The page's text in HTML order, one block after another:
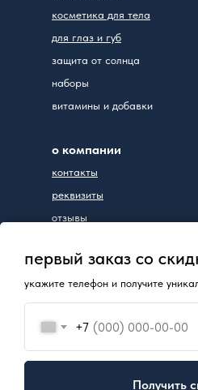
первый заказ со
укажите телефон и получите
+7
Получить
косметика для тела
для глаз и губ
защита от солнца
наборы
витамины и добавки
контакты
реквизиты
отзывы
о компании
ИП Чудакова Юлия
г. Новосибирск,
пн-вс: 10:00-17:00
ОГРНИП 312547615300138
+7(953)799-07-77